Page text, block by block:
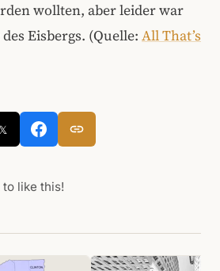
wollten, aber leider war
Eisbergs. (Quelle: All That’s
𝕏
like this!